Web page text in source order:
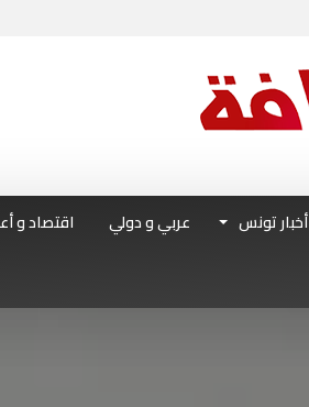
أخبار تونس عربي و دولي اقتصاد و